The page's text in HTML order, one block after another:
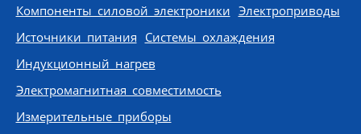
Компоненты силовой электроники Электроприводы
Источники питания Системы охлаждения
Индукционный нагрев
Электромагнитная совместимость
Измерительные приборы